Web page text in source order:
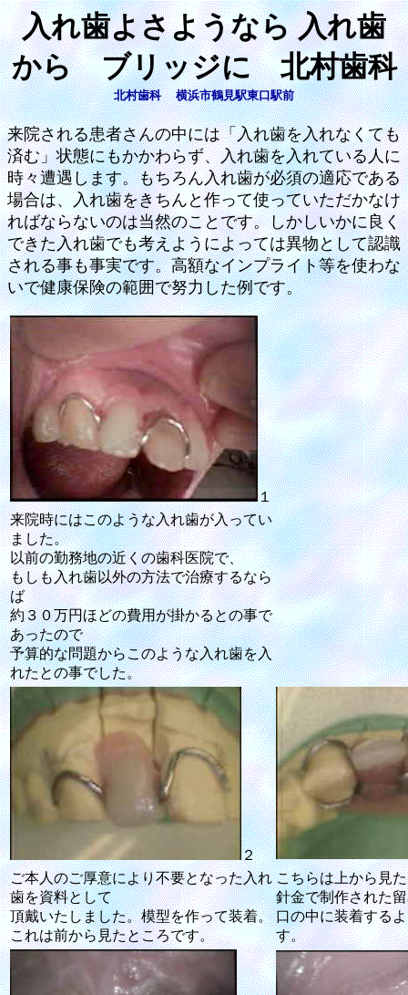
入れ歯よさようなら 入れ歯
から ブリッジに 北村歯科
北村歯科 横浜市鶴見駅東口駅前
来院される患者さんの中には「入れ歯を入れなくても
済む」状態にもかかわらず、入れ歯を入れている人に
時々遭遇します。もちろん入れ歯が必須の適応である
場合は、入れ歯をきちんと作って使っていただかなけ
ればならないのは当然のことです。しかしいかに良く
できた入れ歯でも考えようによっては異物として認識
される事も事実です。高額なインプライト等を使わな
いで健康保険の範囲で努力した例です。
１
来院時にはこのような入れ歯が入ってい
ました。
以前の勤務地の近くの歯科医院で、
もしも入れ歯以外の方法で治療するなら
ば
約３０万円ほどの費用が掛かるとの事で
あったので
予算的な問題からこのような入れ歯を入
れたとの事でした。
２
ご本人のご厚意により不要となった入れ
歯を資料として
頂戴いたしました。模型を作って装着。
これは前から見たところです。
こちらは上から見
針金で制作された
口の中に装着する
す。